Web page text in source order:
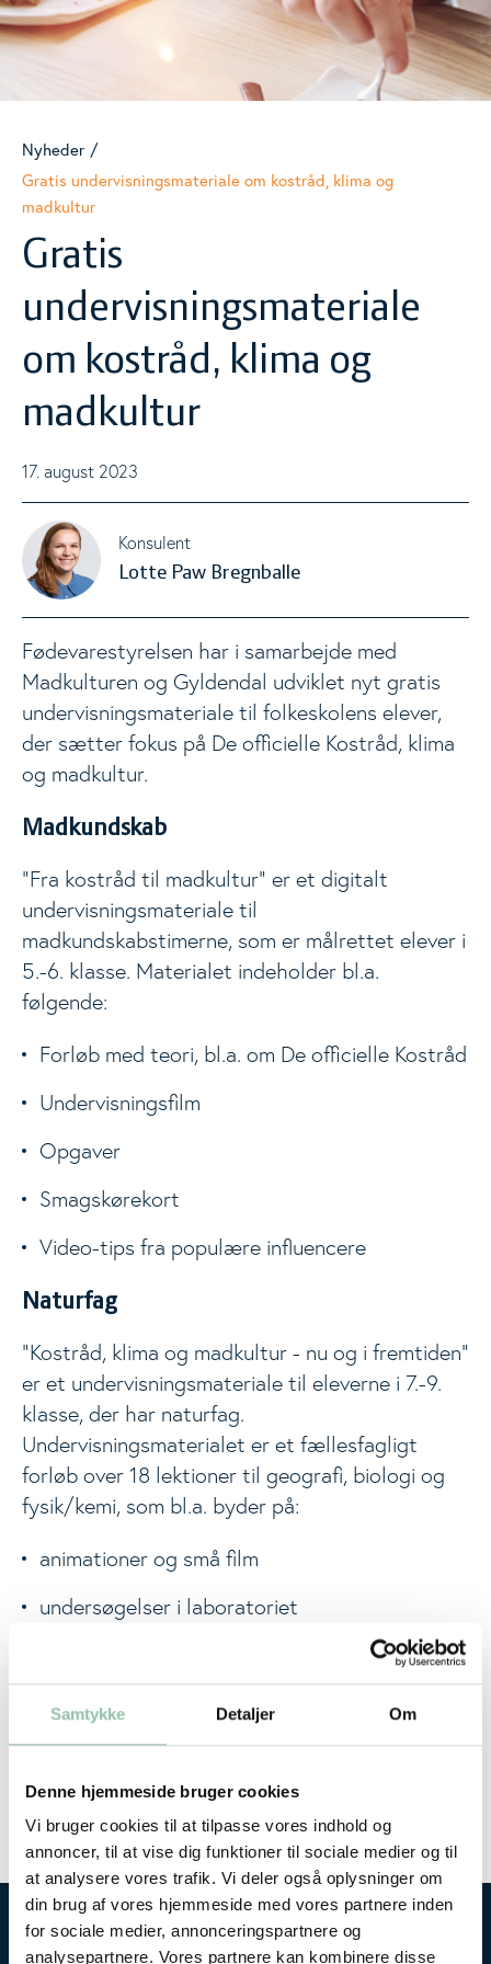
Samtykke Detaljer Om
Denne hjemmeside bruger cookies
Vi bruger cookies til at tilpasse vores indhold og
annoncer, til at vise dig funktioner til sociale medier og til
at analysere vores trafik. Vi deler også oplysninger om
din brug af vores hjemmeside med vores partnere inden
for sociale medier, annonceringspartnere og
analysepartnere. Vores partnere kan kombinere disse
Materialer
Events
Analyser
Nyheder
Gratis undervisningsmateriale om kostråd, klima og
madkultur
Gratis
undervisningsmateriale
om kostråd, klima og
madkultur
17. august 2023
Konsulent
Lotte Paw Bregnballe
Fødevarestyrelsen har i samarbejde med
Madkulturen og Gyldendal udviklet nyt gratis
undervisningsmateriale til folkeskolens elever,
der sætter fokus på De officielle Kostråd, klima
og madkultur.
Madkundskab
"Fra kostråd til madkultur" er et digitalt
undervisningsmateriale til
madkundskabstimerne, som er målrettet elever i
5.-6. klasse. Materialet indeholder bl.a.
følgende:
Forløb med teori, bl.a. om De officielle Kostråd
Undervisningsfilm
Opgaver
Smagskørekort
Video-tips fra populære influencere
Naturfag
"Kostråd, klima og madkultur - nu og i fremtiden"
er et undervisningsmateriale til eleverne i 7.-9.
klasse, der har naturfag.
Undervisningsmaterialet er et fællesfagligt
forløb over 18 lektioner til geografi, biologi og
fysik/kemi, som bl.a. byder på:
animationer og små film
undersøgelser i laboratoriet
modelleringsøvelser
quizzer
Læs mere og find materialet på
Fødevarestyrelsens hjemmeside her
Måske du også er interesseret i...